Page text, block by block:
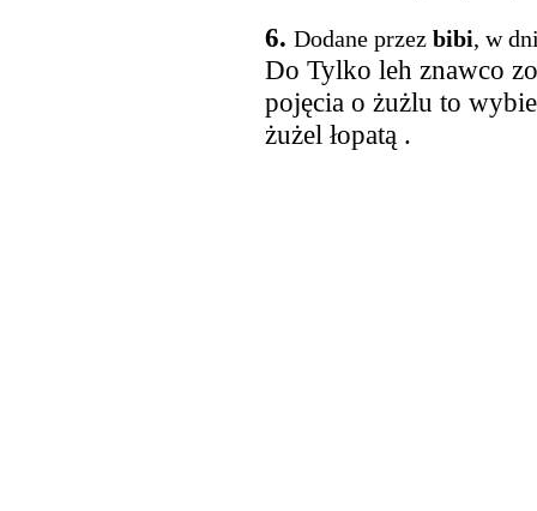
6. Dodane przez bibi, w
Do Tylko leh znawco
pojęcia o żużlu to
żużel łopatą .